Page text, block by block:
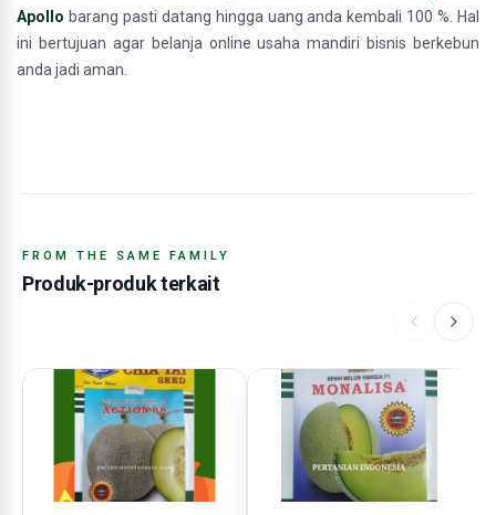
Apollo barang pasti datang hingga uang anda kembali 100 %. Hal
ini bertujuan agar belanja online usaha mandiri bisnis berkebun
anda jadi aman.
FROM THE SAME FAMILY
Produk-produk terkait